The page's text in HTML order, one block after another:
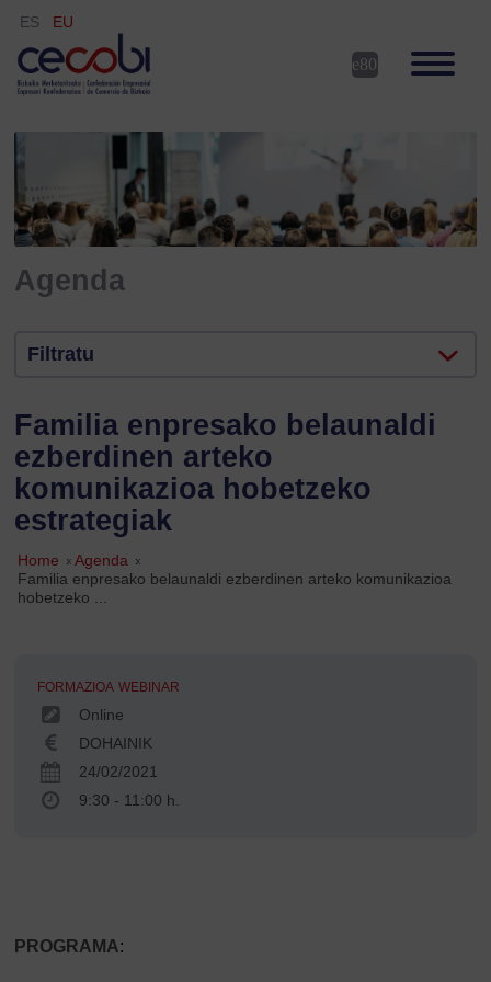
ES EU
Agenda
Filtratu
Familia enpresako belaunaldi
ezberdinen arteko
komunikazioa hobetzeko
estrategiak
Home »Agenda »
Familia enpresako belaunaldi ezberdinen arteko komunikazioa
hobetzeko ...
FORMAZIOA WEBINAR
Online
DOHAINIK
24/02/2021
9:30 - 11:00 h.
PROGRAMA: